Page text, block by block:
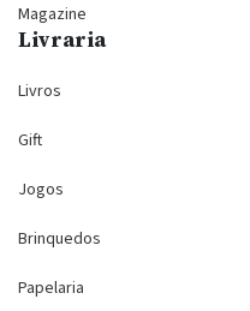
Magazine
Livraria
Livros
Gift
Jogos
Brinquedos
Papelaria